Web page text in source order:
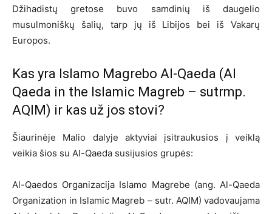
Džihadistų gretose buvo samdinių iš daugelio
musulmoniškų šalių, tarp jų iš Libijos bei iš Vakarų
Europos.
Kas yra Islamo Magrebo Al-Qaeda (Al
Qaeda in the Islamic Magreb – sutrmp.
AQIM) ir kas už jos stovi?
Šiaurinėje Malio dalyje aktyviai įsitraukusios į veiklą
veikia šios su Al-Qaeda susijusios grupės:
Al-Qaedos Organizacija Islamo Magrebe (ang. Al-Qaeda
Organization in Islamic Magreb – sutr. AQIM) vadovaujama